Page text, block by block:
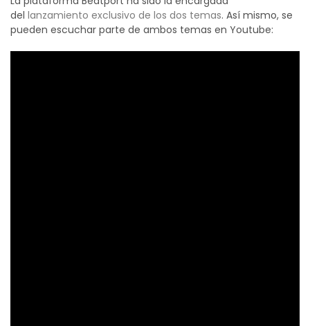
del lanzamiento exclusivo de los dos temas. Así mismo, se
pueden escuchar parte de ambos temas en Youtube: